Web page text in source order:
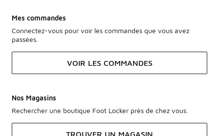
Mes commandes
Connectez-vous pour voir les commandes que vous avez
passées.
VOIR LES COMMANDES
Nos Magasins
Rechercher une boutique Foot Locker près de chez vous.
TROUVER UN MAGASIN